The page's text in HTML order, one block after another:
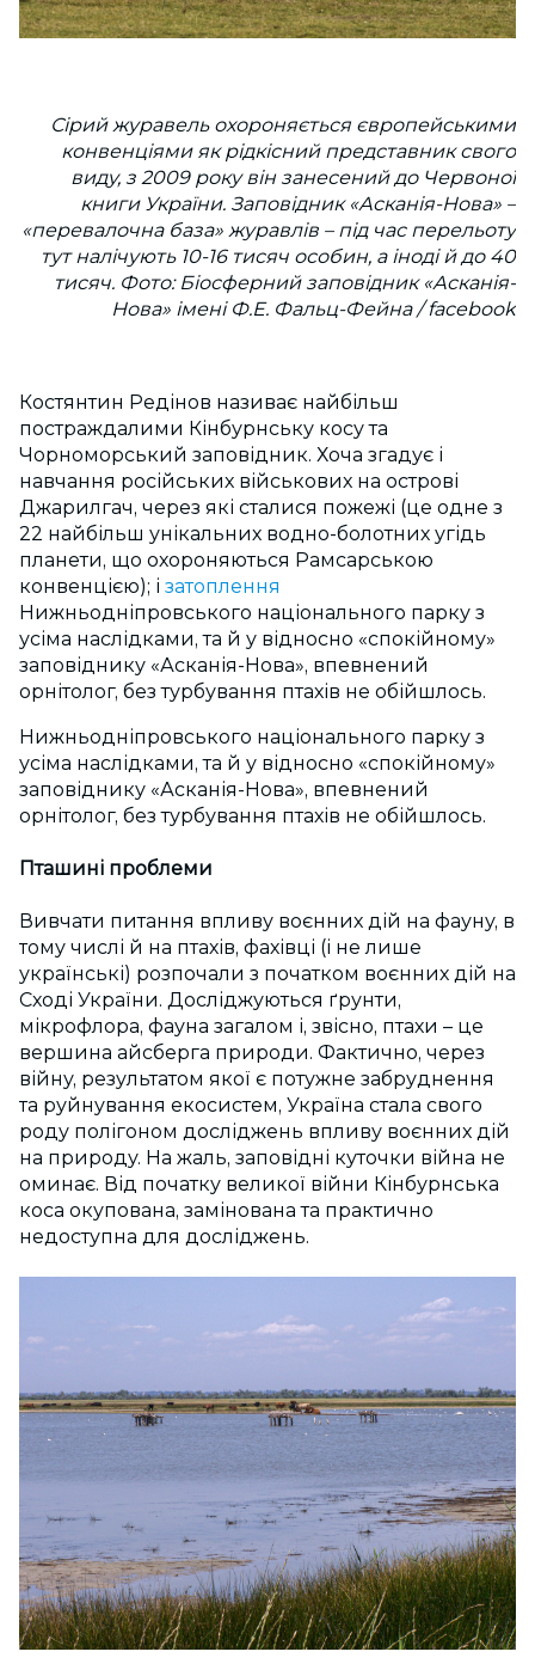
Сірий журавель охороняється європейськими
конвенціями як рідкісний представник свого
виду, з 2009 року він занесений до Червоної
книги України. Заповідник «Асканія-Нова» –
«перевалочна база» журавлів – під час перельоту
тут налічують 10-16 тисяч особин, а іноді й до 40
тисяч. Фото: Біосферний заповідник «Асканія-
Нова» імені Ф.Е. Фальц-Фейна / facebook
Костянтин Редінов називає найбільш
постраждалими Кінбурнську косу та
Чорноморський заповідник. Хоча згадує і
навчання російських військових на острові
Джарилгач, через які сталися пожежі (це одне з
22 найбільш унікальних водно-болотних угідь
планети, що охороняються Рамсарською
конвенцією); і затоплення
Нижньодніпровського національного парку з
усіма наслідками, та й у відносно «спокійному»
заповіднику «Асканія-Нова», впевнений
орнітолог, без турбування птахів не обійшлось.
Нижньодніпровського національного парку з
усіма наслідками, та й у відносно «спокійному»
заповіднику «Асканія-Нова», впевнений
орнітолог, без турбування птахів не обійшлось.
Пташині проблеми
Вивчати питання впливу воєнних дій на фауну, в
тому числі й на птахів, фахівці (і не лише
українські) розпочали з початком воєнних дій на
Сході України. Досліджуються ґрунти,
мікрофлора, фауна загалом і, звісно, птахи – це
вершина айсберга природи. Фактично, через
війну, результатом якої є потужне забруднення
та руйнування екосистем, Україна стала свого
роду полігоном досліджень впливу воєнних дій
на природу. На жаль, заповідні куточки війна не
оминає. Від початку великої війни Кінбурнська
коса окупована, замінована та практично
недоступна для досліджень.